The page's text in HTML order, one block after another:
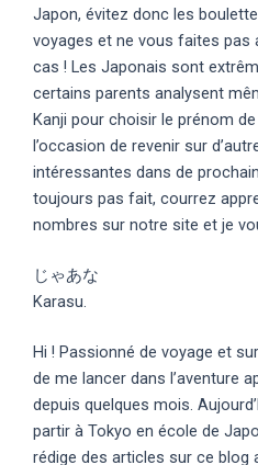
Japon, évitez donc les
voyages et ne vous faites
cas ! Les Japonais sont
certains parents analysent
Kanji pour choisir le prénom
l’occasion de revenir sur
intéressantes dans de
toujours pas fait, courrez
nombres sur notre site et je
じゃあな
Karasu.
Hi ! Passionné de voyage et
de me lancer dans l’aventure
depuis quelques mois.
partir à Tokyo en école de
rédige des articles sur ce blog